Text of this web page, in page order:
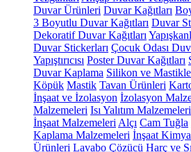
Duvar Ürünleri Duvar Kağıtları
3 Boyutlu Duvar Kağıtları Duvar
Dekoratif Duvar Kağıtları
Duvar Stickerları Çocuk Odası
Yapıştırıcısı Poster Duvar Kağıtları
Duvar Kaplama Silikon ve
Köpük Mastik Tavan Ürünleri
İnşaat ve İzolasyon İzolasyon
Malzemeleri Isı Yalıtım Malzemeleri
İnşaat Malzemeleri Alçı Cam Tuğla
Kaplama Malzemeleri İnşaat
Ürünleri Lavabo Çözücü Harç ve